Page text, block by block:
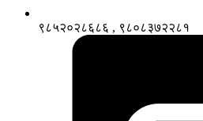
९८५२०२८६८६ , ९८०८३७२२८१